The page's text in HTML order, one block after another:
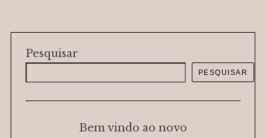
Pesquisar
PESQUISAR
Bem vindo ao novo